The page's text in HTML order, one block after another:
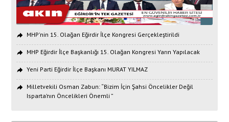
MHP'nin 15. Olağan Eğirdir İlçe Kongresi Gerçekleştirildi
MHP Eğirdir İlçe Başkanlığı 15. Olağan Kongresi Yarın Yapılacak
Yeni Parti Eğirdir İlçe Başkanı MURAT YILMAZ
Milletvekili Osman Zabun: “Bizim İçin Şahsi Öncelikler Değil
Isparta’nın Öncelikleri Önemli ”